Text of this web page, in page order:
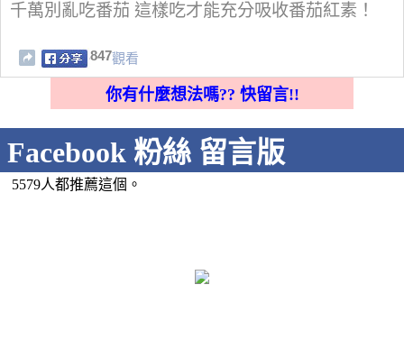
千萬別亂吃番茄 這樣吃才能充分吸收番茄紅素！
847觀看
你有什麼想法嗎?? 快留言!!
Facebook 粉絲 留言版
5579人都推薦這個。